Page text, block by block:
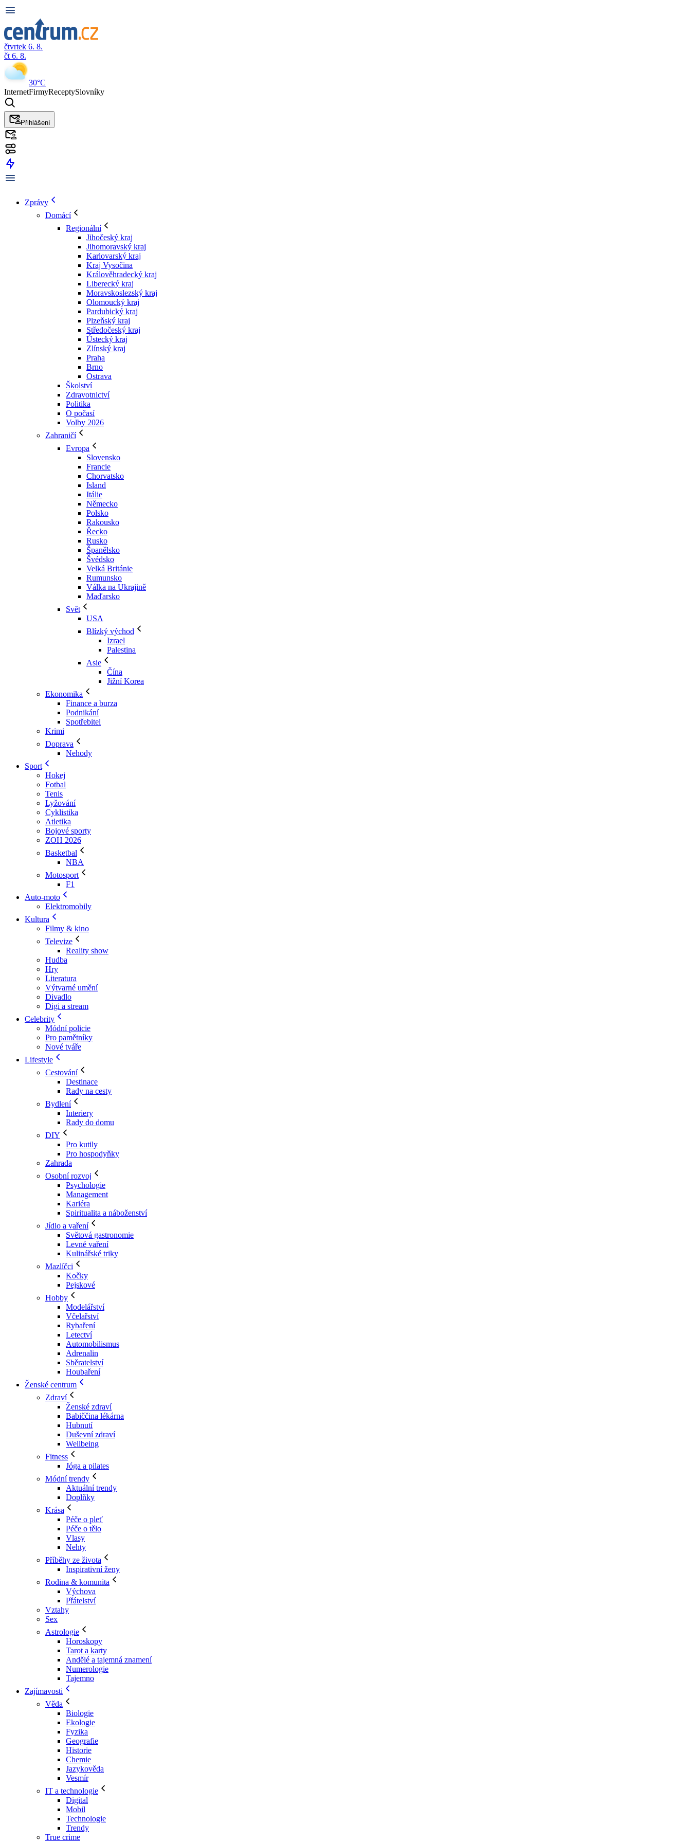
čtvrtek 6. 8.
čt 6. 8.
30°C
InternetFirmyReceptySlovníky
Přihlášení
Zprávy
Domácí
Regionální
Jihočeský kraj
Jihomoravský kraj
Karlovarský kraj
Kraj Vysočina
Králověhradecký kraj
Liberecký kraj
Moravskoslezský kraj
Olomoucký kraj
Pardubický kraj
Plzeňský kraj
Středočeský kraj
Ústecký kraj
Zlínský kraj
Praha
Brno
Ostrava
Školství
Zdravotnictví
Politika
O počasí
Volby 2026
Zahraničí
Evropa
Slovensko
Francie
Chorvatsko
Island
Itálie
Německo
Polsko
Rakousko
Řecko
Rusko
Španělsko
Švédsko
Velká Británie
Rumunsko
Válka na Ukrajině
Maďarsko
Svět
USA
Blízký východ
Izrael
Palestina
Asie
Čína
Jižní Korea
Ekonomika
Finance a burza
Podnikání
Spotřebitel
Krimi
Doprava
Nehody
Sport
Hokej
Fotbal
Tenis
Lyžování
Cyklistika
Atletika
Bojové sporty
ZOH 2026
Basketbal
NBA
Motosport
F1
Auto-moto
Elektromobily
Kultura
Filmy & kino
Televize
Reality show
Hudba
Hry
Literatura
Výtvarné umění
Divadlo
Digi a stream
Celebrity
Módní policie
Pro pamětníky
Nové tváře
Lifestyle
Cestování
Destinace
Rady na cesty
Bydlení
Interiery
Rady do domu
DIY
Pro kutily
Pro hospodyňky
Zahrada
Osobní rozvoj
Psychologie
Management
Kariéra
Spiritualita a náboženství
Jídlo a vaření
Světová gastronomie
Levné vaření
Kulinářské triky
Mazlíčci
Kočky
Pejskové
Hobby
Modelářství
Včelařství
Rybaření
Letectví
Automobilismus
Adrenalin
Sběratelství
Houbaření
Ženské centrum
Zdraví
Ženské zdraví
Babiččina lékárna
Hubnutí
Duševní zdraví
Wellbeing
Fitness
Jóga a pilates
Módní trendy
Aktuální trendy
Doplňky
Krása
Péče o pleť
Péče o tělo
Vlasy
Nehty
Příběhy ze života
Inspirativní ženy
Rodina & komunita
Výchova
Přátelství
Vztahy
Sex
Astrologie
Horoskopy
Tarot a karty
Andělé a tajemná znamení
Numerologie
Tajemno
Zajímavosti
Věda
Biologie
Ekologie
Fyzika
Geografie
Historie
Chemie
Jazykověda
Vesmír
IT a technologie
Digital
Mobil
Technologie
Trendy
True crime